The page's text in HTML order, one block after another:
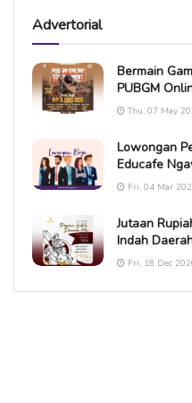
Advertorial
Bermain
PUBGM
Thu, 07 May
Lowongan
Educafe
Fri, 04 Mar
Jutaan
Indah
Fri, 18 Dec